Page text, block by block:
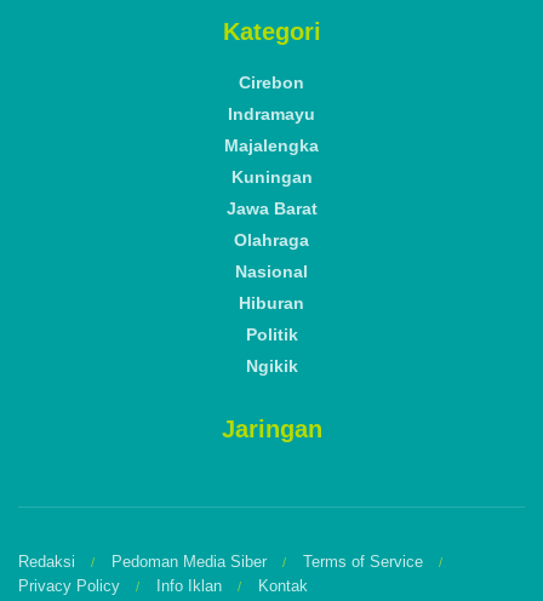
Kategori
Cirebon
Indramayu
Majalengka
Kuningan
Jawa Barat
Olahraga
Nasional
Hiburan
Politik
Ngikik
Jaringan
Redaksi Pedoman Media Siber
Terms of Service
Privacy Policy
Info Iklan Kontak